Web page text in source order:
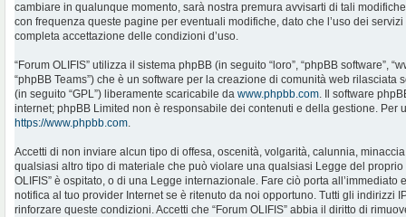
cambiare in qualunque momento, sarà nostra premura avvisarti di tali
con frequenza queste pagine per eventuali modifiche, dato che l’uso dei servizi
completa accettazione delle condizioni d’uso.
“Forum OLIFIS” utilizza il sistema phpBB (in seguito “loro”, “phpBB software”,
“phpBB Teams”) che è un software per la creazione di comunità web rilasciata
(in seguito “GPL”) liberamente scaricabile da www.phpbb.com. Il software
internet; phpBB Limited non è responsabile dei contenuti e della gestione. Per
https://www.phpbb.com.
Accetti di non inviare alcun tipo di offesa, oscenità, volgarità, calunnia,
qualsiasi altro tipo di materiale che può violare una qualsiasi Legge del proprio
OLIFIS” è ospitato, o di una Legge internazionale. Fare ciò porta
notifica al tuo provider Internet se è ritenuto da noi opportuno. Tutti gli indirizzi
rinforzare queste condizioni. Accetti che “Forum OLIFIS” abbia il diritto di